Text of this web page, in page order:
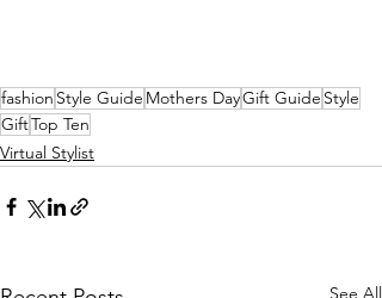
fashion Style Guide Mothers DayGift Guide Style
GiftTop Ten
Virtual Stylist